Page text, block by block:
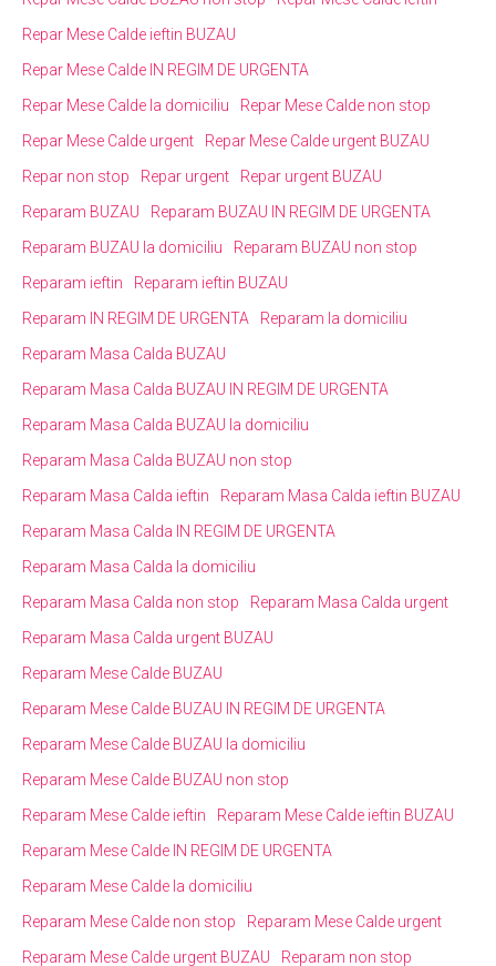
Repar Mese Calde ieftin BUZAU
Repar Mese Calde IN REGIM DE URGENTA
Repar Mese Calde la domiciliu
Repar Mese Calde non stop
Repar Mese Calde urgent
Repar Mese Calde urgent BUZAU
Repar non stop
Repar urgent
Repar urgent BUZAU
Reparam BUZAU
Reparam BUZAU IN REGIM DE URGENTA
Reparam BUZAU la domiciliu
Reparam BUZAU non stop
Reparam ieftin
Reparam ieftin BUZAU
Reparam IN REGIM DE URGENTA
Reparam la domiciliu
Reparam Masa Calda BUZAU
Reparam Masa Calda BUZAU IN REGIM DE URGENTA
Reparam Masa Calda BUZAU la domiciliu
Reparam Masa Calda BUZAU non stop
Reparam Masa Calda ieftin
Reparam Masa Calda ieftin BUZAU
Reparam Masa Calda IN REGIM DE URGENTA
Reparam Masa Calda la domiciliu
Reparam Masa Calda non stop
Reparam Masa Calda urgent
Reparam Masa Calda urgent BUZAU
Reparam Mese Calde BUZAU
Reparam Mese Calde BUZAU IN REGIM DE URGENTA
Reparam Mese Calde BUZAU la domiciliu
Reparam Mese Calde BUZAU non stop
Reparam Mese Calde ieftin
Reparam Mese Calde ieftin BUZAU
Reparam Mese Calde IN REGIM DE URGENTA
Reparam Mese Calde la domiciliu
Reparam Mese Calde non stop
Reparam Mese Calde urgent
Reparam Mese Calde urgent BUZAU
Reparam non stop